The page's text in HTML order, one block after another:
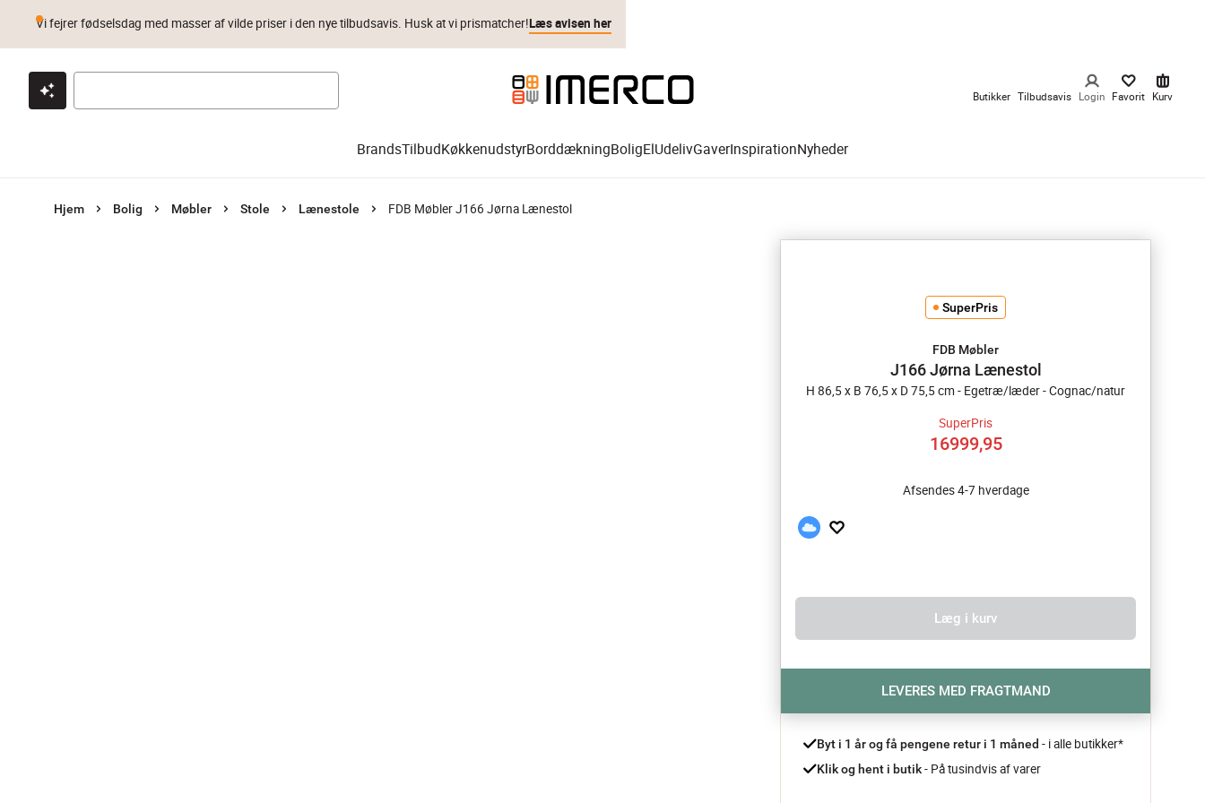
Klik & hent Byt i 1 år Prismatch
Vi fejrer fødselsdag med masser af vilde priser i den nye tilbudsavis. Husk at vi prismatcher!Læs avisen her
Butikker Tilbudsavis Login Favorit Kurv
BrandsTilbudKøkkenudstyrBorddækningBoligElUdelivGaverInspirationNyheder
Hjem Bolig Møbler Stole Lænestole FDB Møbler J166 Jørna Lænestol
SuperPris
FDB Møbler
J166 Jørna Lænestol
H 86,5 x B 76,5 x D 75,5 cm - Egetræ/læder - Cognac/natur
SuperPris
16999,95
Afsendes 4-7 hverdage
Læg i kurv
LEVERES MED FRAGTMAND
Byt i 1 år og få pengene retur i 1 måned - i alle butikker*
Klik og hent i butik - På tusindvis af varer